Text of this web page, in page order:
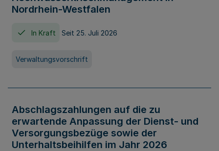
Nordrhein-Westfalen
In Kraft Seit 25. Juli 2026
Verwaltungsvorschrift
Abschlagszahlungen auf die zu
erwartende Anpassung der Dienst- und
Versorgungsbezüge sowie der
Unterhaltsbeihilfen im Jahr 2026